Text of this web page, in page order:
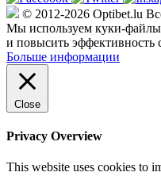
© 2012-2026 Optibet.lu
Мы используем куки-файлы
и повысить эффективность
Больше информации
Close
Privacy Overview
This website uses cookies to